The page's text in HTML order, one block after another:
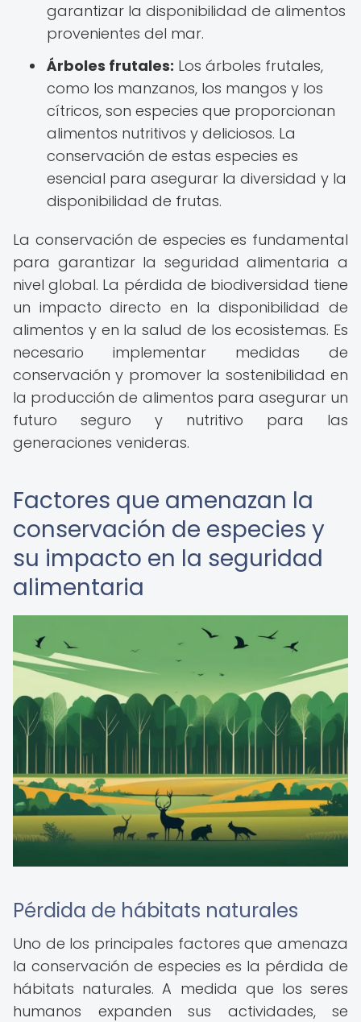
garantizar la disponibilidad de alimentos
provenientes del mar.
Árboles frutales: Los árboles frutales,
como los manzanos, los mangos y los
cítricos, son especies que proporcionan
alimentos nutritivos y deliciosos. La
conservación de estas especies es
esencial para asegurar la diversidad y la
disponibilidad de frutas.
La conservación de especies es fundamental
para garantizar la seguridad alimentaria a
nivel global. La pérdida de biodiversidad tiene
un impacto directo en la disponibilidad de
alimentos y en la salud de los ecosistemas. Es
necesario implementar medidas de
conservación y promover la sostenibilidad en
la producción de alimentos para asegurar un
futuro seguro y nutritivo para las
generaciones venideras.
Factores que amenazan la
conservación de especies y
su impacto en la seguridad
alimentaria
Pérdida de hábitats naturales
Uno de los principales factores que amenaza
la conservación de especies es la pérdida de
hábitats naturales. A medida que los seres
humanos expanden sus actividades, se